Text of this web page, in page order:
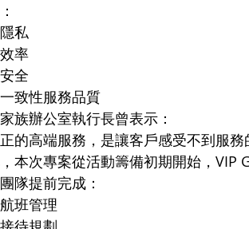
隱私
效率
安全
一致性服務品質
族辦公室執行長曾表示：
正的高端服務，是讓客戶感受不到服
本次專案從活動籌備初期開始，
隊提前完成：
航班管理